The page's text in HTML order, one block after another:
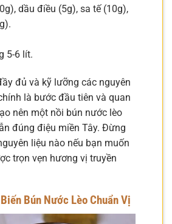
dầu điều (5g), sa tế (10g),
5-6 lít.
đủ và kỹ lưỡng các nguyên
là bước đầu tiên và quan
nên một nồi bún nước lèo
đúng điệu miền Tây. Đừng
liệu nào nếu bạn muốn
trọn vẹn hương vị truyền
Bún Nước Lèo Chuẩn Vị